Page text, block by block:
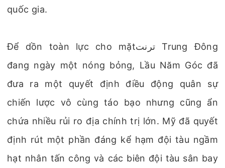
quốc gia.
Để dồn toàn lực cho mặtترنت Trung Đông
đang ngày một nóng bỏng, Lầu Năm Góc đã
đưa ra một quyết định điều động quân sự
chiến lược vô cùng táo bạo nhưng cũng ẩn
chứa nhiều rủi ro địa chính trị lớn. Mỹ đã quyết
định rút một phần đáng kể hạm đội tàu ngầm
hạt nhân tấn công và các biên đội tàu sân bay